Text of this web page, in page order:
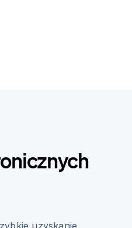
uzyskanie